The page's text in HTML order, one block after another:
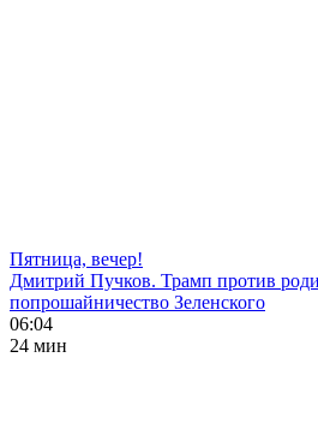
Пятница, вечер!
Дмитрий Пучков. Трамп против
попрошайничество Зеленского
06:04
24 мин